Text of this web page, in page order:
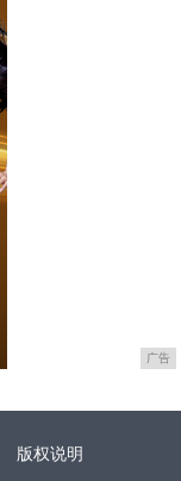
广告
版权说明